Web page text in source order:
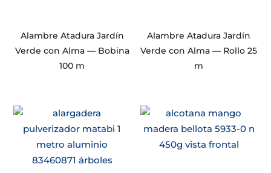
Alambre Atadura Jardín
Verde con Alma — Bobina
100 m
Alambre Atadura Jardín
Verde con Alma — Rollo 25
m